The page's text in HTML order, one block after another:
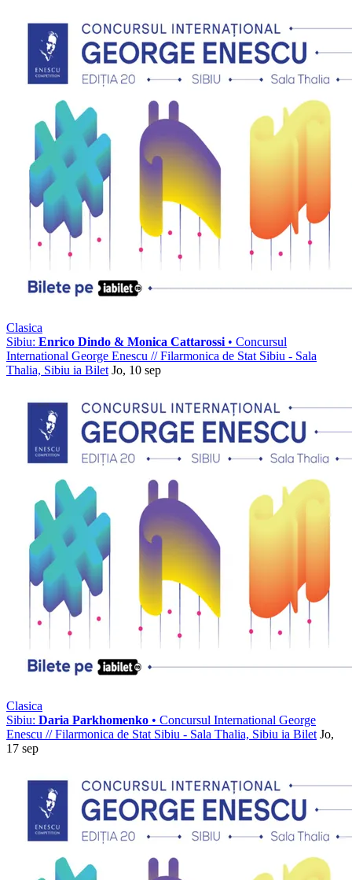
Clasica
Sibiu: Enrico Dindo & Monica Cattarossi • Concursul
International George Enescu //Filarmonica de Stat Sibiu - Sala
Thalia, Sibiu ia Bilet Jo, 10 sep
Clasica
Sibiu: Daria Parkhomenko • Concursul International George
Enescu //Filarmonica de Stat Sibiu - Sala Thalia, Sibiu ia Bilet Jo,
17 sep